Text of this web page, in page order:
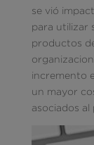
se vió
para utilizar
productos
incremento
un mayor
asociados al